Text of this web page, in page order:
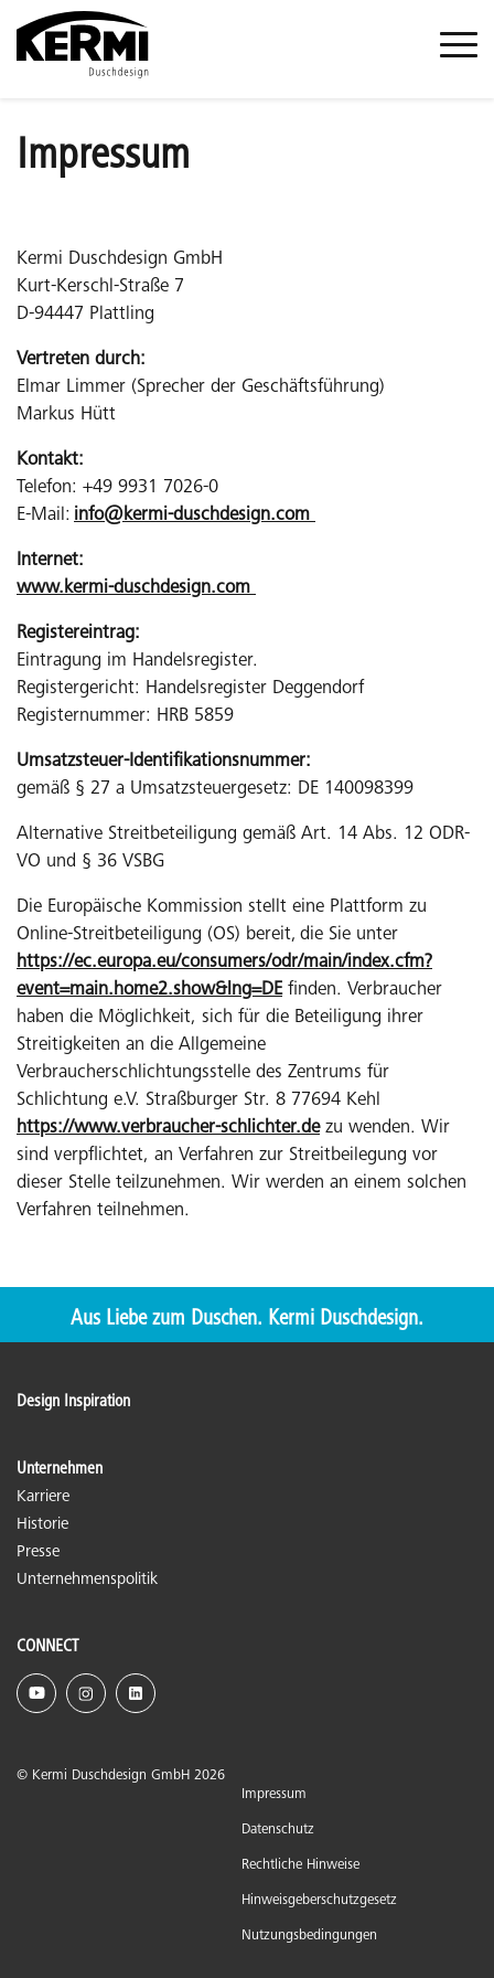
Impressum
Kermi Duschdesign GmbH
Kurt-Kerschl-Straße 7
D-94447 Plattling
Vertreten durch:
Elmar Limmer (Sprecher der Geschäftsführung)
Markus Hütt
Kontakt:
Telefon: +49 9931 7026-0
E-Mail: info@kermi-duschdesign.com
Internet:
www.kermi-duschdesign.com
Registereintrag:
Eintragung im Handelsregister.
Registergericht: Handelsregister Deggendorf
Registernummer: HRB 5859
Umsatzsteuer-Identifikationsnummer:
gemäß § 27 a Umsatzsteuergesetz: DE 140098399
Alternative Streitbeteiligung gemäß Art. 14 Abs. 12 ODR-
VO und § 36 VSBG
Die Europäische Kommission stellt eine Plattform zu
Online-Streitbeteiligung (OS) bereit, die Sie unter
https://ec.europa.eu/consumers/odr/main/index.cfm?
event=main.home2.show&lng=DEfinden. Verbraucher
haben die Möglichkeit, sich für die Beteiligung ihrer
Streitigkeiten an die Allgemeine
Verbraucherschlichtungsstelle des Zentrums für
Schlichtung e.V. Straßburger Str. 8 77694 Kehl
https://www.verbraucher-schlichter.dezu wenden. Wir
sind verpflichtet, an Verfahren zur Streitbeilegung vor
dieser Stelle teilzunehmen. Wir werden an einem solchen
Verfahren teilnehmen.
Aus Liebe zum Duschen. Kermi Duschdesign.
Design Inspiration
Unternehmen
Karriere
Historie
Presse
Unternehmenspolitik
CONNECT
© Kermi Duschdesign GmbH 2026
Impressum
Datenschutz
Rechtliche Hinweise
Hinweisgeberschutzgesetz
Nutzungsbedingungen